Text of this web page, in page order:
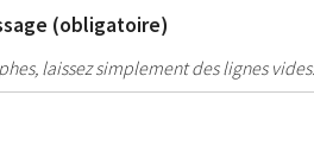
(obligatoire)
laissez simplement des lignes vides.